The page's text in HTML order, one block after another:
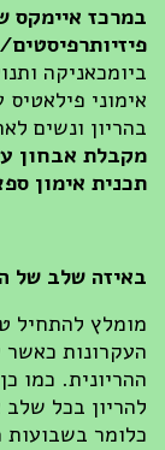
במרכז איימקס
ביומכאניקה
אימוני פילאטיס
בהריון ונשים
מקבלת אבחון
תכנית אימון
באיזה שלב של
מומלץ להתחיל
העקרונות כאשר
ההריונית. כמו
להריון בכל
כלומר בשבועות